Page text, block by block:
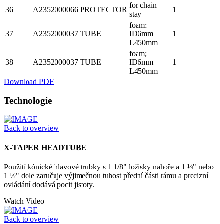
36 A2352000066 PROTECTOR
for chain
stay
1
37 A2352000037 TUBE
foam;
ID6mm
L450mm
1
38 A2352000037 TUBE
foam;
ID6mm
L450mm
1
Download PDF
Technologie
Back to overview
X-TAPER HEADTUBE
Použití kónické hlavové trubky s 1 1/8" ložisky nahoře a 1 ¼" nebo
1 ½" dole zaručuje výjimečnou tuhost přední části rámu a precizní
ovládání dodává pocit jistoty.
Watch Video
Back to overview